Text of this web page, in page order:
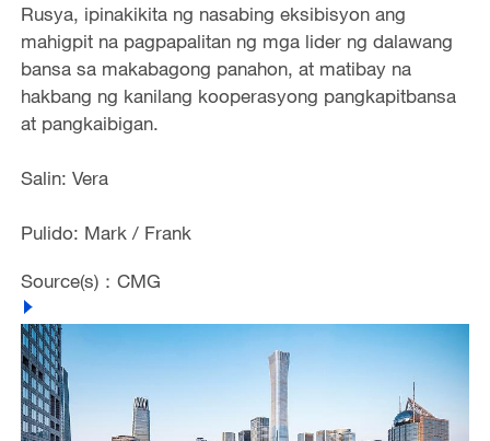
Rusya, ipinakikita ng nasabing eksibisyon ang
mahigpit na pagpapalitan ng mga lider ng dalawang
bansa sa makabagong panahon, at matibay na
hakbang ng kanilang kooperasyong pangkapitbansa
at pangkaibigan.
Salin: Vera
Pulido: Mark / Frank
Source(s)：CMG